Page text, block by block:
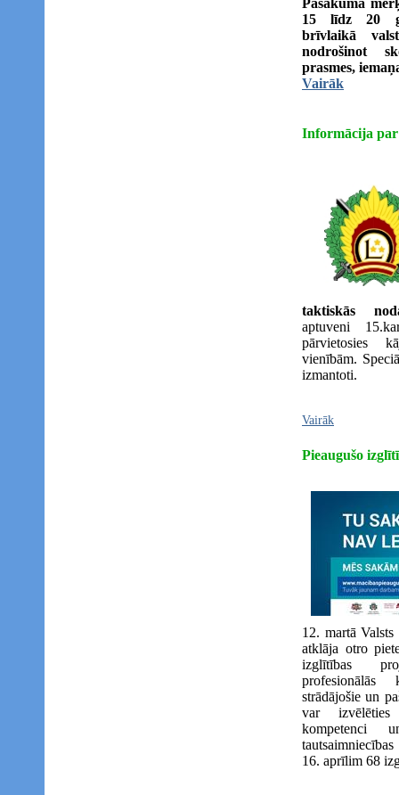
Pasākuma
15 līdz 20
brīvlaikā
nodrošinot
prasmes,
Vairāk
Informācija
taktiskās
aptuveni
pārvietosies
vienībām.
izmantoti.
Vairāk
Pieaugušo
12. martā
atklāja otro
izglītības
profesionālās
strādājošie un
var izvēlēties
kompetenci
16. aprīlim 68